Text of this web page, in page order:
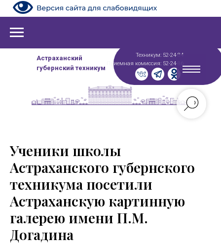
Астраханский
губернский техникум
Техникум: 52-24-84
Приемная комиссия: 52-24-86
Ученики школы
Астраханского губернского
техникума посетили
Астраханскую картинную
галерею имени П.М.
Догадина